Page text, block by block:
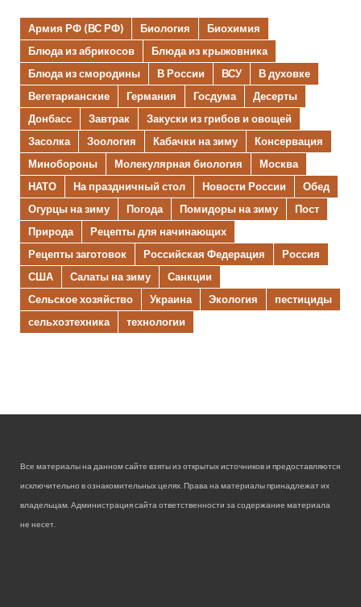
Армия РФ (ВС РФ) Биология
Биохимия
Блюда из абрикосов
Блюда из крыжовника
Блюда из смородины
В России ВСУ
В духовке
Вегетарианские
Германия Госдума
Десерты
Донбасс
Завтрак
Закуски из грибов и овощей
Засолка
Зоология Кабачки на зиму
Консервация
Минобороны
Молекулярная биология
Москва
НАТО
На праздничный стол Новости России
Обед
Огурцы на зиму
Погода Помидоры на зиму
Пост
Природа
Рецепты для начинающих
Рецепты заготовок
Российская Федерация
Россия
США
Салаты на зиму
Санкции
Сельское хозяйство
Украина Экология
пестициды
сельхозтехника
технологии
Все материалы на данном сайте взяты из открытых источников и предоставляются
исключительно в ознакомительных целях. Права на материалы принадлежат их
владельцам. Администрация сайта ответственности за содержание материала
не несет.